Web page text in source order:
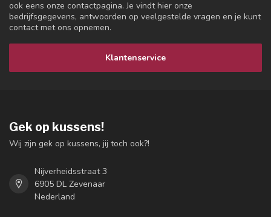
ook eens onze contactpagina. Je vindt hier onze
bedrijfsgegevens, antwoorden op veelgestelde vragen en je kunt
contact met ons opnemen.
Klantenservice
Gek op kussens!
Wij zijn gek op kussens, jij toch ook?!
Nijverheidsstraat 3
6905 DL Zevenaar
Nederland